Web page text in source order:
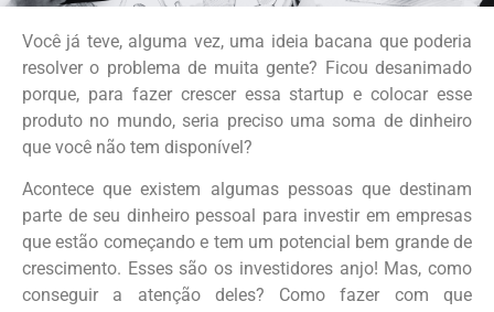
Você já teve, alguma vez, uma ideia bacana que poderia
resolver o problema de muita gente? Ficou desanimado
porque, para fazer crescer essa startup e colocar esse
produto no mundo, seria preciso uma soma de dinheiro
que você não tem disponível?
Acontece que existem algumas pessoas que destinam
parte de seu dinheiro pessoal para investir em empresas
que estão começando e tem um potencial bem grande de
crescimento. Esses são os investidores anjo! Mas, como
conseguir a atenção deles? Como fazer com que